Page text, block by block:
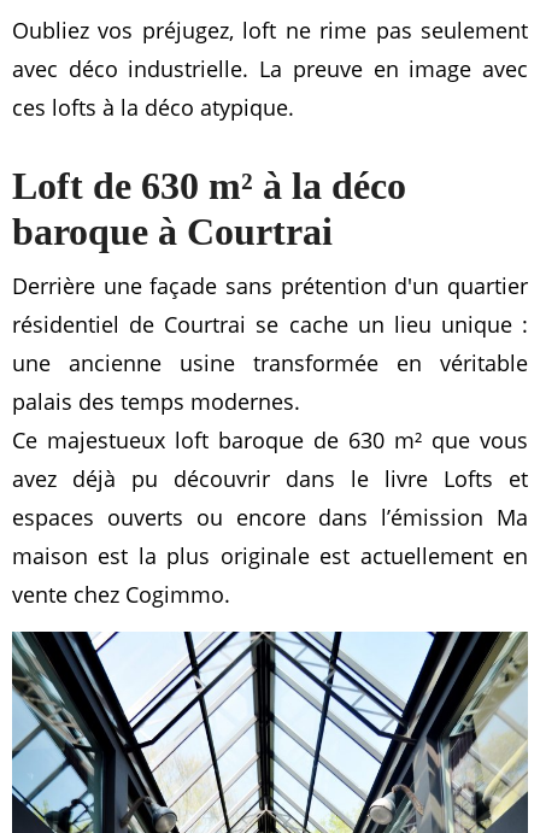
Oubliez vos préjugez, loft ne rime pas seulement
avec déco industrielle. La preuve en image avec
ces lofts à la déco atypique.
Loft de 630 m² à la déco
baroque à Courtrai
Derrière une façade sans prétention d'un quartier
résidentiel de Courtrai se cache un lieu unique :
une ancienne usine transformée en véritable
palais des temps modernes.
Ce majestueux loft baroque de 630 m² que vous
avez déjà pu découvrir dans le livre Lofts et
espaces ouverts ou encore dans l’émission Ma
maison est la plus originale est actuellement en
vente chez Cogimmo.